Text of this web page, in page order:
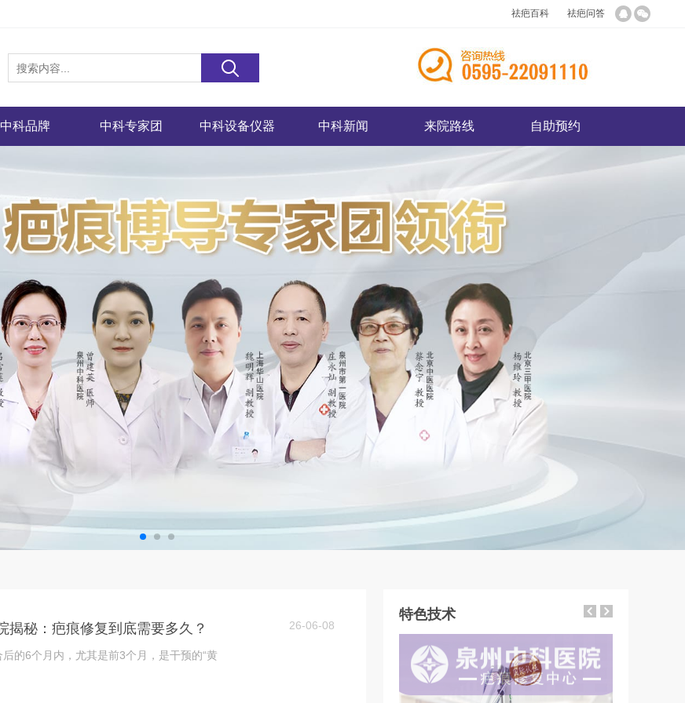
祛疤百科 祛疤问答
中科品牌 中科专家团 中科设备仪器 中科新闻 来院路线 自助预约
揭秘：疤痕修复到底需要多久？ 26-06-08
的6个月内，尤其是前3个月，是干预的“黄
特色技术